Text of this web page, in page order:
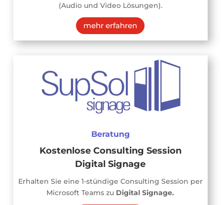
(Audio und Video Lösungen).
mehr erfahren
Beratung
Kostenlose Consulting Session
Digital Signage
Erhalten Sie eine 1-stündige Consulting Session per
Microsoft Teams zu Digital Signage.